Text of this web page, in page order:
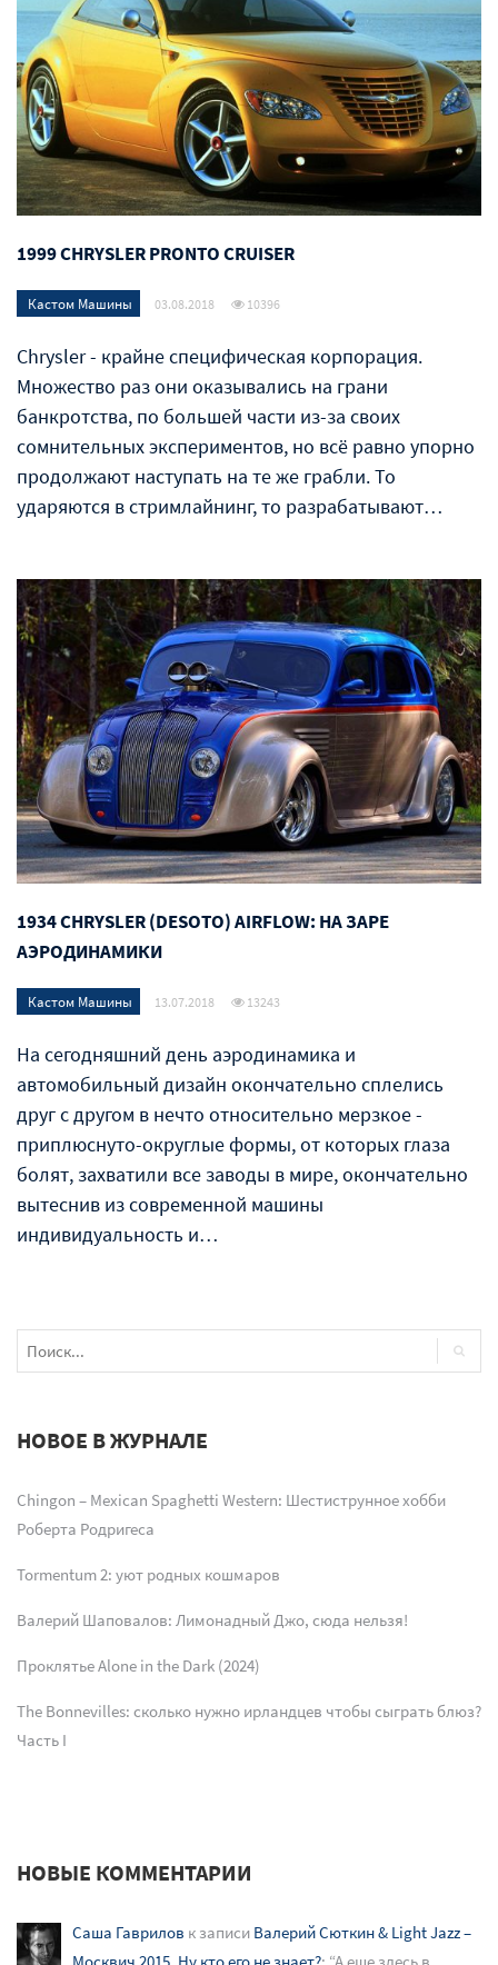
1999 CHRYSLER PRONTO CRUISER
Кастом Машины 03.08.2018 10396
Chrysler - крайне специфическая корпорация.
Множество раз они оказывались на грани
банкротства, по большей части из-за своих
сомнительных экспериментов, но всё равно упорно
продолжают наступать на те же грабли. То
ударяются в стримлайнинг, то разрабатывают…
1934 CHRYSLER (DESOTO) AIRFLOW: НА ЗАРЕ
АЭРОДИНАМИКИ
Кастом Машины 13.07.2018 13243
На сегодняшний день аэродинамика и
автомобильный дизайн окончательно сплелись
друг с другом в нечто относительно мерзкое -
приплюснуто-округлые формы, от которых глаза
болят, захватили все заводы в мире, окончательно
вытеснив из современной машины
индивидуальность и…
НОВОЕ В ЖУРНАЛЕ
Chingon – Mexican Spaghetti Western: Шестиструнное хобби
Роберта Родригеса
Tormentum 2: уют родных кошмаров
Валерий Шаповалов: Лимонадный Джо, сюда нельзя!
Проклятье Alone in the Dark (2024)
The Bonnevilles: сколько нужно ирландцев чтобы сыграть блюз?
Часть I
НОВЫЕ КОММЕНТАРИИ
Саша Гаврилов к записи Валерий Сюткин & Light Jazz –